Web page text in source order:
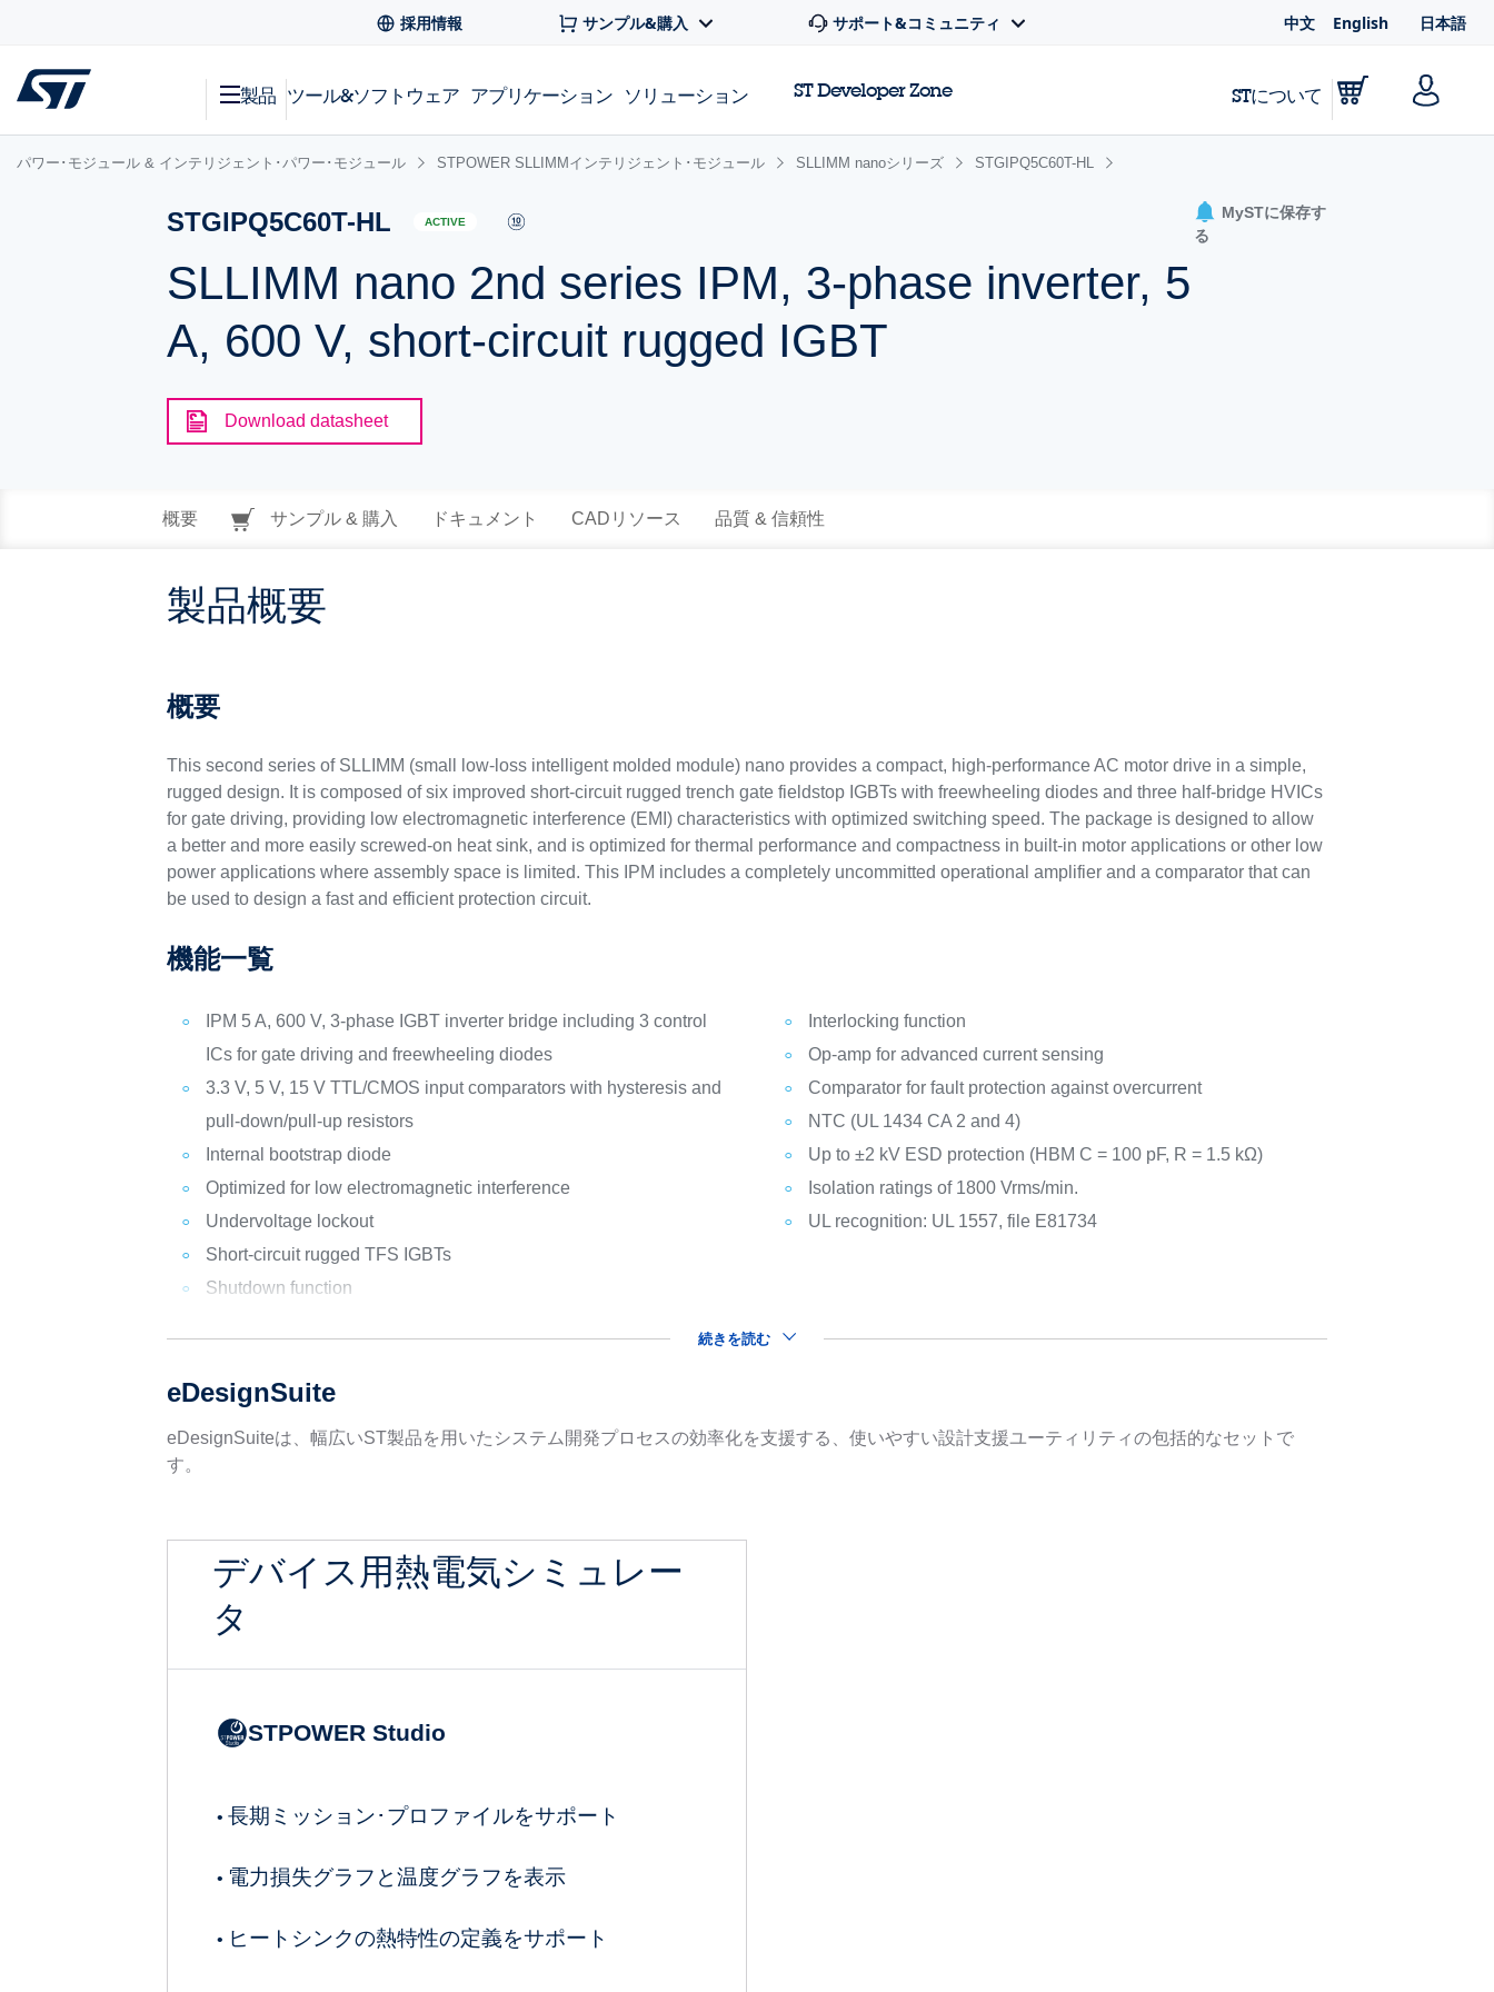
採用情報 サンプル&購入 サポート&コミュニティ 中文 English 日本語
製品 ツール&ソフトウェア アプリケーション ソリューション ST Developer Zone STについて
パワー･モジュール & インテリジェント･パワー･モジュール STPOWER SLLIMMインテリジェント･モジュール SLLIMM nanoシリーズ STGIPQ5C60T-HL
STGIPQ5C60T-HL ACTIVE
SLLIMM nano 2nd series IPM, 3-phase inverter, 5
A, 600 V, short-circuit rugged IGBT
MySTに保存す
る
Download datasheet
概要 サンプル & 購入 ドキュメント CADリソース 品質 & 信頼性
製品概要
概要
This second series of SLLIMM (small low-loss intelligent molded module) nano provides a compact, high-performance AC motor drive in a simple,
rugged design. It is composed of six improved short-circuit rugged trench gate fieldstop IGBTs with freewheeling diodes and three half-bridge HVICs
for gate driving, providing low electromagnetic interference (EMI) characteristics with optimized switching speed. The package is designed to allow
a better and more easily screwed-on heat sink, and is optimized for thermal performance and compactness in built-in motor applications or other low
power applications where assembly space is limited. This IPM includes a completely uncommitted operational amplifier and a comparator that can
be used to design a fast and efficient protection circuit.
機能一覧
IPM 5 A, 600 V, 3-phase IGBT inverter bridge including 3 control
ICs for gate driving and freewheeling diodes
3.3 V, 5 V, 15 V TTL/CMOS input comparators with hysteresis and
pull-down/pull-up resistors
Internal bootstrap diode
Optimized for low electromagnetic interference
Undervoltage lockout
Short-circuit rugged TFS IGBTs
Shutdown function
Interlocking function
Op-amp for advanced current sensing
Comparator for fault protection against overcurrent
NTC (UL 1434 CA 2 and 4)
Up to ±2 kV ESD protection (HBM C = 100 pF, R = 1.5 kΩ)
Isolation ratings of 1800 Vrms/min.
UL recognition: UL 1557, file E81734
続きを読む
eDesignSuite
eDesignSuiteは、幅広いST製品を用いたシステム開発プロセスの効率化を支援する、使いやすい設計支援ユーティリティの包括的なセットで
す。
デバイス用熱電気シミュレー
タ
STPOWER Studio
•長期ミッション･プロファイルをサポート
• 電力損失グラフと温度グラフを表示
• ヒートシンクの熱特性の定義をサポート